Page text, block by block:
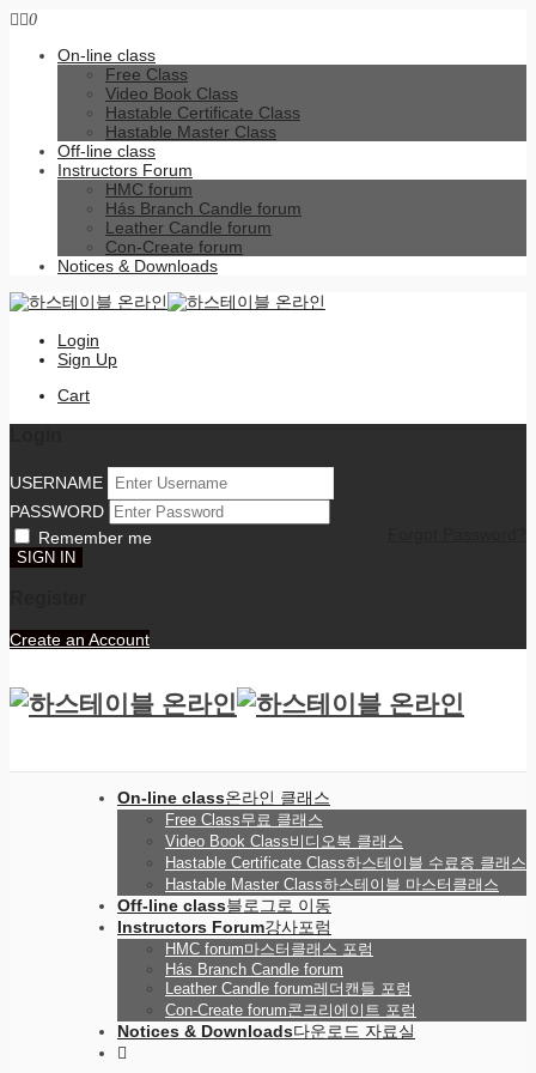
0
On-line class
Free Class
Video Book Class
Hastable Certificate Class
Hastable Master Class
Off-line class
Instructors Forum
HMC forum
Hás Branch Candle forum
Leather Candle forum
Con-Create forum
Notices & Downloads
Login
Sign Up
Cart
USERNAME
PASSWORD
Remember me
Create an Account
On-line class온라인 클래스
Free Class무료 클래스
Video Book Class비디오북 클래스
Hastable Certificate Class하스테이블 수료증 클래스
Hastable Master Class하스테이블 마스터클래스
Off-line class블로그로 이동
Instructors Forum강사포럼
HMC forum마스터클래스 포럼
Hás Branch Candle forum
Leather Candle forum레더캔들 포럼
Con-Create forum콘크리에이트 포럼
Notices & Downloads다운로드 자료실